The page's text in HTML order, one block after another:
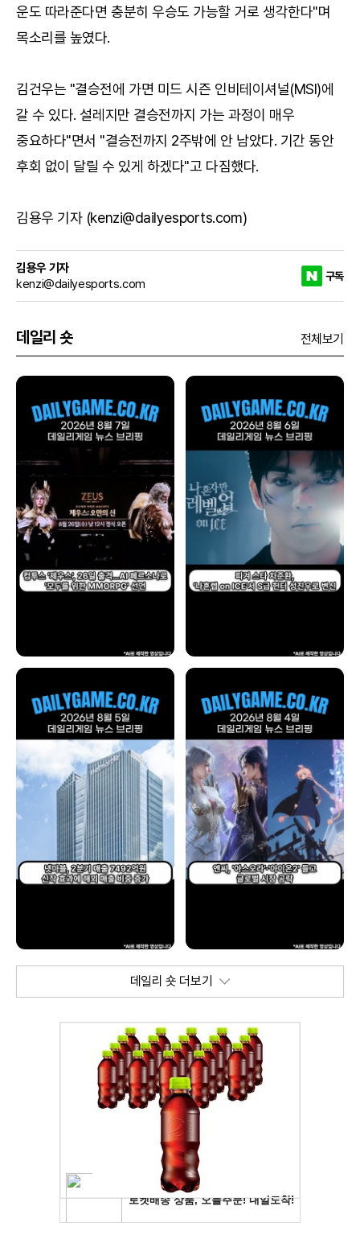
운도 따라준다면 충분히 우승도 가능할 거로 생각한다"며
목소리를 높였다.
김건우는 "결승전에 가면 미드 시즌 인비테이셔널(MSI)에
갈 수 있다. 설레지만 결승전까지 가는 과정이 매우
중요하다"면서 "결승전까지 2주밖에 안 남았다. 기간 동안
후회 없이 달릴 수 있게 하겠다"고 다짐했다.
김용우 기자 (kenzi@dailyesports.com)
김용우 기자
kenzi@dailyesports.com
구독
데일리 숏 전체보기
데일리 숏 더보기